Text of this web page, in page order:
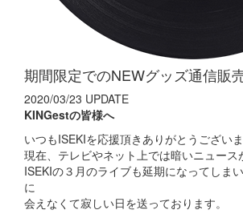
期間限定でのNEWグッズ通信販
2020/03/23 UPDATE
KINGestの皆様へ
いつもISEKIを応援頂きありがとうござい
現在、テレビやネット上では暗いニュース
ISEKIの３月のライブも延期になってしま
に
会えなくて寂しい日を送っております。